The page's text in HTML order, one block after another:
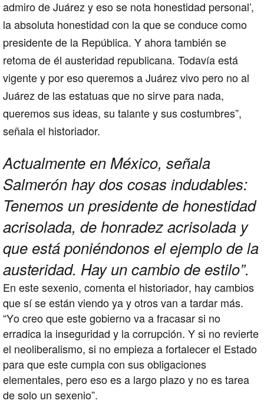
admiro de Juárez y eso se nota honestidad personal’,
la absoluta honestidad con la que se conduce como
presidente de la República. Y ahora también se
retoma de él austeridad republicana. Todavía está
vigente y por eso queremos a Juárez vivo pero no al
Juárez de las estatuas que no sirve para nada,
queremos sus ideas, su talante y sus costumbres”,
señala el historiador.
Actualmente en México, señala
Salmerón hay dos cosas indudables:
Tenemos un presidente de honestidad
acrisolada, de honradez acrisolada y
que está poniéndonos el ejemplo de la
austeridad. Hay un cambio de estilo”.
En este sexenio, comenta el historiador, hay cambios
que sí se están viendo ya y otros van a tardar más.
“Yo creo que este gobierno va a fracasar si no
erradica la inseguridad y la corrupción. Y si no revierte
el neoliberalismo, si no empieza a fortalecer el Estado
para que este cumpla con sus obligaciones
elementales, pero eso es a largo plazo y no es tarea
de solo un sexenio”.